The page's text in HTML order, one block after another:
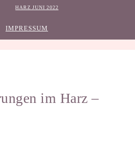
HARZ JUNI 2022
IMPRESSUM
im Harz –